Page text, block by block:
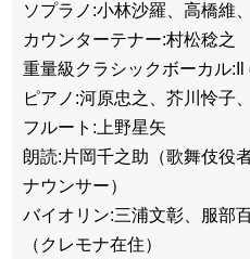
ソプラノ:小林沙羅、高橋維
カウンターテナー:村松稔之
重量級クラシックボーカル:Il
ピアノ:河原忠之、芥川怜子
フルート:上野星矢
朗読:片岡千之助（歌舞伎役
ナウンサー）
バイオリン:三浦文彰、服部
（クレモナ在住）